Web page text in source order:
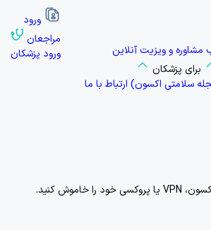
مشاوره و ویزیت آنلاین
برای پزشکان
سلامتی اکسون) ارتباط با ما
ورود
مراجعان
ورود پزشکان
VPN یا پروکسی خود را خاموش کنید.